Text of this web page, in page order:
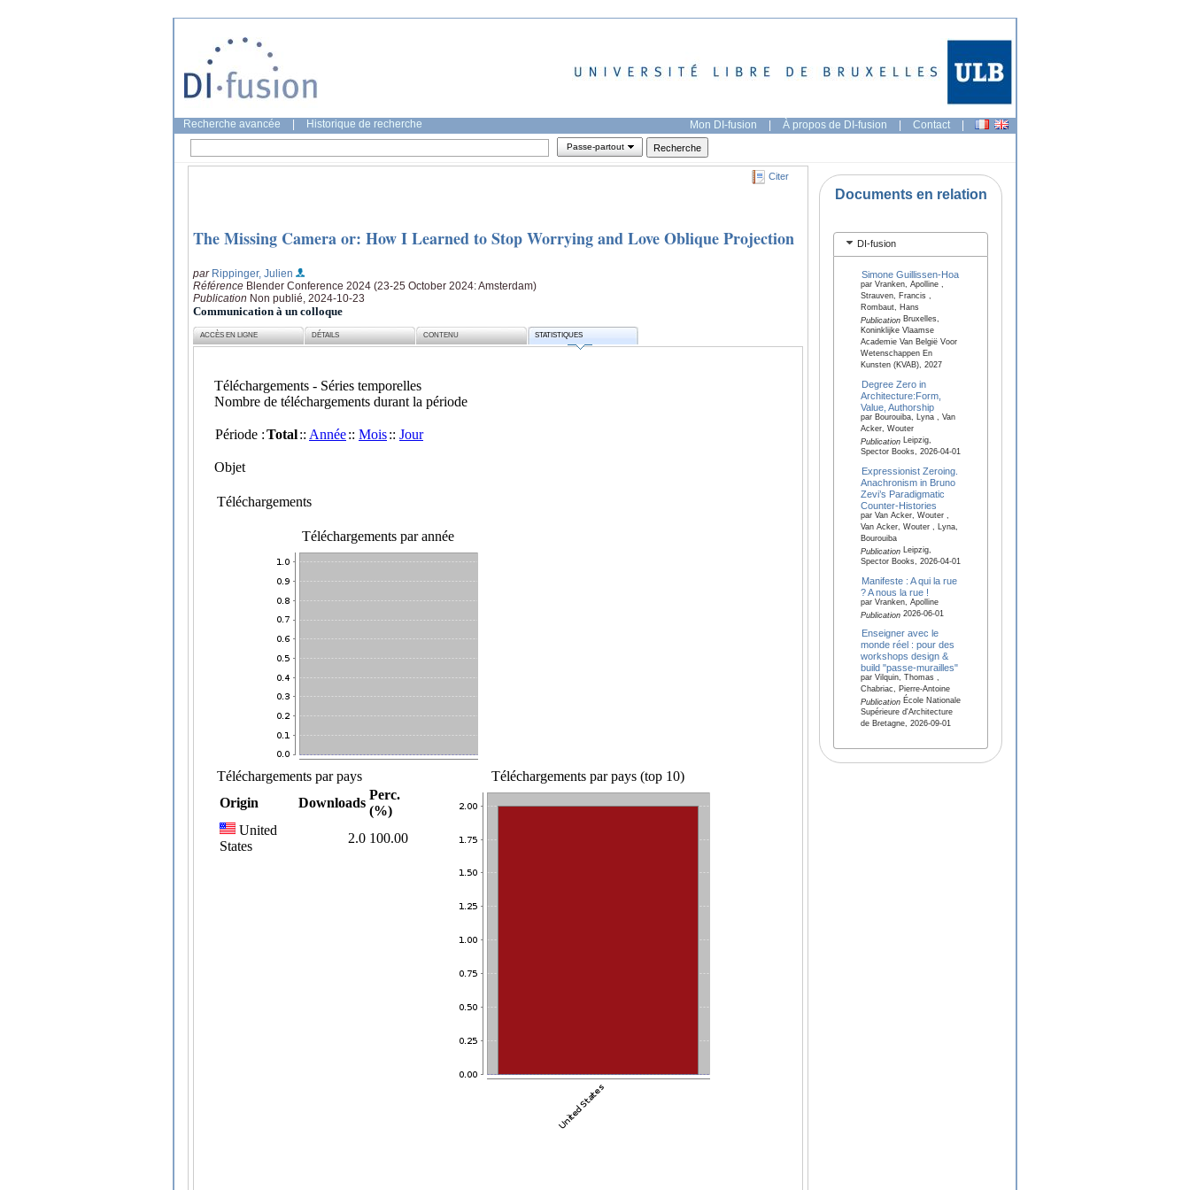
Recherche avancée Historique de recherche Mon DI-fusion | À propos de DI-fusion | Contact |
Passe-partout
Citer
The Missing Camera or: How I Learned to Stop Worrying and Love Oblique Projection
par Rippinger, Julien
Référence Blender Conference 2024 (23-25 October 2024: Amsterdam)
Publication Non publié, 2024-10-23
Communication à un colloque
ACCÈS EN LIGNE DÉTAILS CONTENU STATISTIQUES
Documents en relation
DI-fusion
Simone Guillissen-Hoa
par Vranken, Apolline ,
Strauven, Francis ,
Rombaut, Hans
PublicationBruxelles,
Koninklijke Vlaamse
Academie Van België Voor
Wetenschappen En
Kunsten (KVAB), 2027
Degree Zero in
Architecture:Form,
Value, Authorship
par Bourouiba, Lyna , Van
Acker, Wouter
PublicationLeipzig,
Spector Books, 2026-04-01
Expressionist Zeroing.
Anachronism in Bruno
Zevi’s Paradigmatic
Counter-Histories
par Van Acker, Wouter ,
Van Acker, Wouter , Lyna,
Bourouiba
PublicationLeipzig,
Spector Books, 2026-04-01
Manifeste : A qui la rue
? A nous la rue !
par Vranken, Apolline
Publication2026-06-01
Enseigner avec le
monde réel : pour des
workshops design &
build "passe-murailles"
par Vilquin, Thomas ,
Chabriac, Pierre-Antoine
PublicationÉcole Nationale
Supérieure d'Architecture
de Bretagne, 2026-09-01